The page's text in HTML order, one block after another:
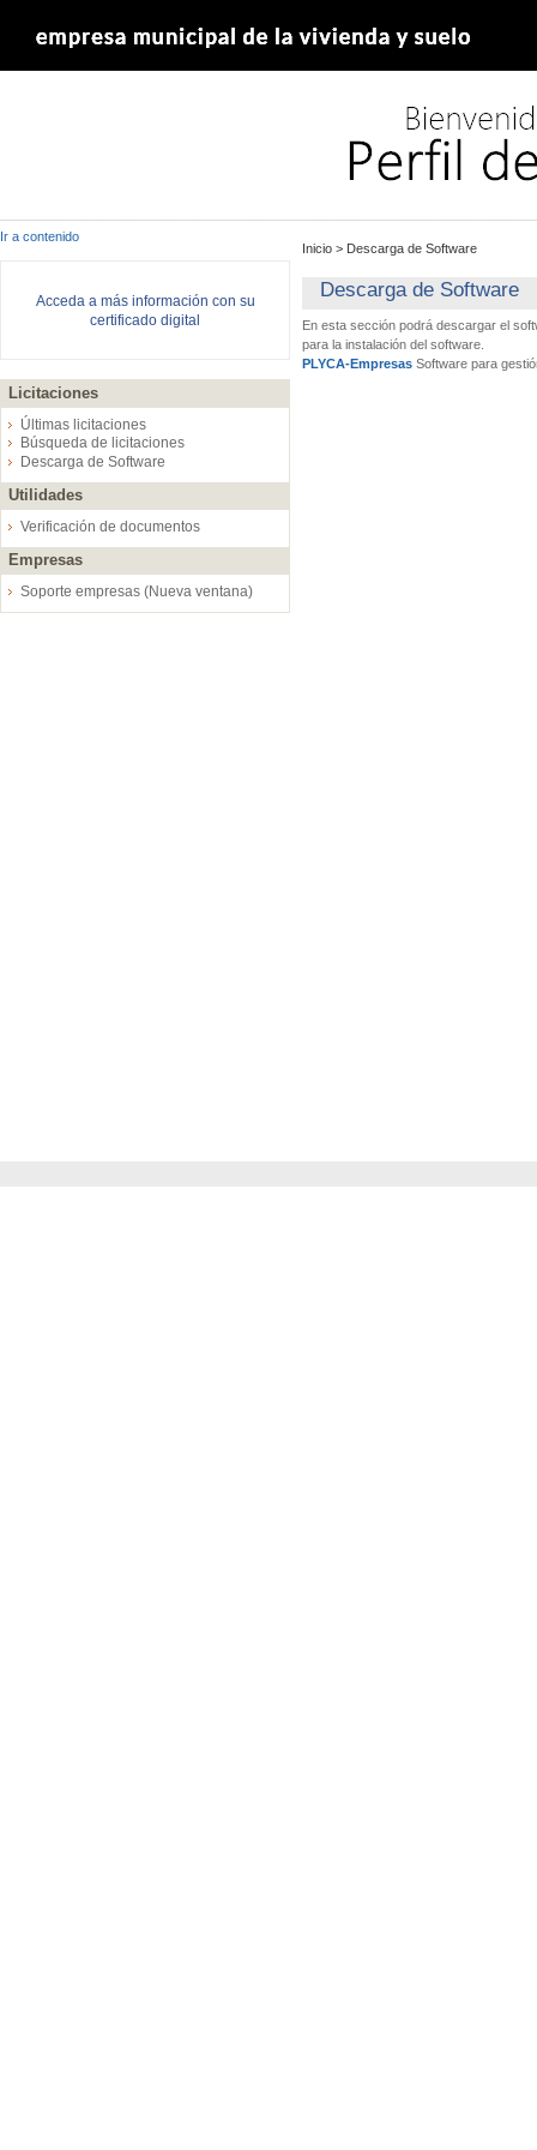
Ir a contenido
Acceda a más información con su
certificado digital
Licitaciones
Últimas licitaciones
Búsqueda de licitaciones
Descarga de Software
Utilidades
Verificación de documentos
Empresas
Soporte empresas (Nueva ventana)
Inicio > Descarga de Software
Descarga de Software
En esta sección podrá descargar el
para la instalación del software.
PLYCA-Empresas Software para